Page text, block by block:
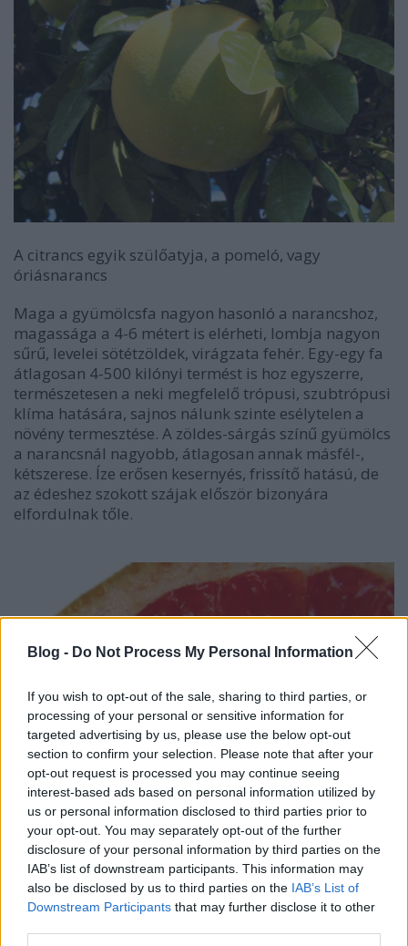
Blog - Do Not Process My Personal Information
If you wish to opt-out of the sale, sharing to third parties, or
processing of your personal or sensitive information for
targeted advertising by us, please use the below opt-out
section to confirm your selection. Please note that after your
opt-out request is processed you may continue seeing
interest-based ads based on personal information utilized by
us or personal information disclosed to third parties prior to
your opt-out. You may separately opt-out of the further
disclosure of your personal information by third parties on the
IAB’s list of downstream participants. This information may
also be disclosed by us to third parties on the IAB’s List of
Downstream Participants that may further disclose it to other
A citrancs egyik szülőatyja, a pomeló, vagy
óriásnarancs
Maga a gyümölcsfa nagyon hasonló a narancshoz,
magassága a 4-6 métert is elérheti, lombja nagyon
sűrű, levelei sötétzöldek, virágzata fehér. Egy-egy fa
átlagosan 4-500 kilónyi termést is hoz egyszerre,
természetesen a neki megfelelő trópusi, szubtrópusi
klíma hatására, sajnos nálunk szinte esélytelen a
növény termesztése. A zöldes-sárgás színű gyümölcs
a narancsnál nagyobb, átlagosan annak másfél-,
kétszerese. Íze erősen kesernyés, frissítő hatású, de
az édeshez szokott szájak először bizonyára
elfordulnak tőle.